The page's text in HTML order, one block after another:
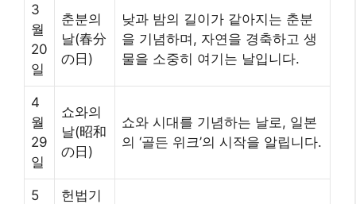
3
월
20
일
춘분의
날(春分
の日)
낮과 밤의 길이가 같아지는 춘분
을 기념하며, 자연을 경축하고 생
물을 소중히 여기는 날입니다.
4
월
29
일
쇼와의
날(昭和
の日)
쇼와 시대를 기념하는 날로, 일본
의 ‘골든 위크’의 시작을 알립니다.
5
헌법기